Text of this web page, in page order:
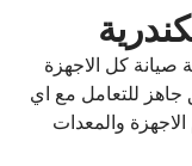
صيانة كل الاجهزة
جاهز للتعامل مع اي
والمعدات